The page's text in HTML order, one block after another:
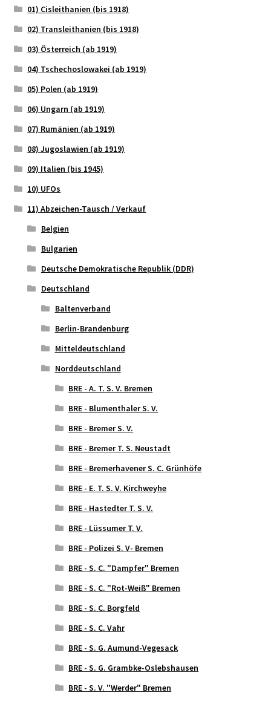
01) Cisleithanien (bis 1918)
02) Transleithanien (bis 1918)
03) Österreich (ab 1919)
04) Tschechoslowakei (ab 1919)
05) Polen (ab 1919)
06) Ungarn (ab 1919)
07) Rumänien (ab 1919)
08) Jugoslawien (ab 1919)
09) Italien (bis 1945)
10) UFOs
11) Abzeichen-Tausch / Verkauf
Belgien
Bulgarien
Deutsche Demokratische Republik (DDR)
Deutschland
Baltenverband
Berlin-Brandenburg
Mitteldeutschland
Norddeutschland
BRE - A. T. S. V. Bremen
BRE - Blumenthaler S. V.
BRE - Bremer S. V.
BRE - Bremer T. S. Neustadt
BRE - Bremerhavener S. C. Grünhöfe
BRE - E. T. S. V. Kirchweyhe
BRE - Hastedter T. S. V.
BRE - Lüssumer T. V.
BRE - Polizei S. V- Bremen
BRE - S. C. "Dampfer" Bremen
BRE - S. C. "Rot-Weiß" Bremen
BRE - S. C. Borgfeld
BRE - S. C. Vahr
BRE - S. G. Aumund-Vegesack
BRE - S. G. Grambke-Oslebshausen
BRE - S. V. "Werder" Bremen